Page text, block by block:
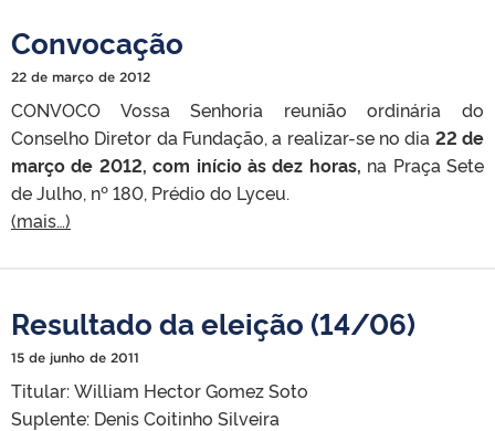
Convocação
22 de março de 2012
CONVOCO Vossa Senhoria reunião ordinária do
Conselho Diretor da Fundação, a realizar-se no dia 22 de
março de 2012, com início às dez horas, na Praça Sete
de Julho, nº 180, Prédio do Lyceu.
(mais…)
Resultado da eleição (14/06)
15 de junho de 2011
Titular: William Hector Gomez Soto
Suplente: Denis Coitinho Silveira